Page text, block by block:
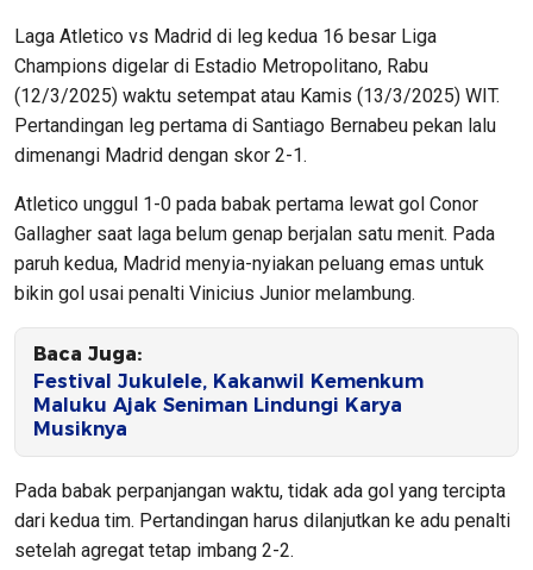
Laga Atletico vs Madrid di leg kedua 16 besar Liga
Champions digelar di Estadio Metropolitano, Rabu
(12/3/2025) waktu setempat atau Kamis (13/3/2025) WIT.
Pertandingan leg pertama di Santiago Bernabeu pekan lalu
dimenangi Madrid dengan skor 2-1.
Atletico unggul 1-0 pada babak pertama lewat gol Conor
Gallagher saat laga belum genap berjalan satu menit. Pada
paruh kedua, Madrid menyia-nyiakan peluang emas untuk
bikin gol usai penalti Vinicius Junior melambung.
Baca Juga:
Festival Jukulele, Kakanwil Kemenkum
Maluku Ajak Seniman Lindungi Karya
Musiknya
Pada babak perpanjangan waktu, tidak ada gol yang tercipta
dari kedua tim. Pertandingan harus dilanjutkan ke adu penalti
setelah agregat tetap imbang 2-2.